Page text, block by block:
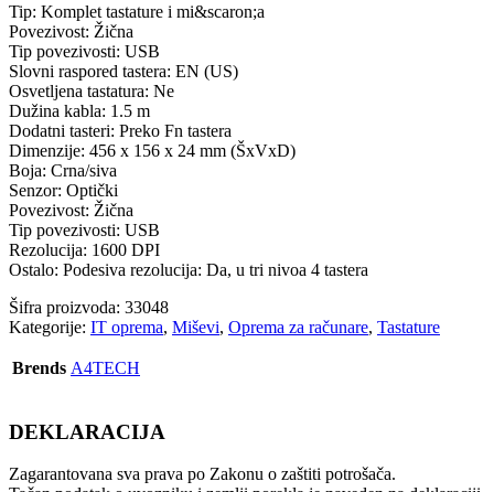
Tip: Komplet tastature i mi&scaron;a
Povezivost: Žična
Tip povezivosti: USB
Slovni raspored tastera: EN (US)
Osvetljena tastatura: Ne
Dužina kabla: 1.5 m
Dodatni tasteri: Preko Fn tastera
Dimenzije: 456 x 156 x 24 mm (ŠxVxD)
Boja: Crna/siva
Senzor: Optički
Povezivost: Žična
Tip povezivosti: USB
Rezolucija: 1600 DPI
Ostalo: Podesiva rezolucija: Da, u tri nivoa 4 tastera
Šifra proizvoda: 33048
Kategorije: IT oprema, Miševi, Oprema za računare, Tastature
Brends A4TECH
DEKLARACIJA
Zagarantovana sva prava po Zakonu o zaštiti potrošača.